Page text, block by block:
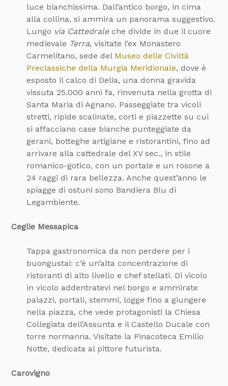
luce bianchissima. Dall’antico borgo, in cima
alla collina, si ammira un panorama suggestivo.
Lungo via Cattedraleche divide in due il cuore
medievale Terra, visitate l’ex Monastero
Carmelitano, sede del Museo delle Civiltà
Preclassiche della Murgia Meridionale, dove è
esposto il calco di Delia, una donna gravida
vissuta 25.000 anni fa, rinvenuta nella grotta di
Santa Maria di Agnano. Passeggiate tra vicoli
stretti, ripide scalinate, corti e piazzette su cui
si affacciano case bianche punteggiate da
gerani, botteghe artigiane e ristorantini, fino ad
arrivare alla cattedrale del XV sec., in stile
romanico-gotico, con un portale e un rosone a
24 raggi di rara bellezza. Anche quest’anno le
spiagge di ostuni sono Bandiera Blu di
Legambiente.
Ceglie Messapica
Tappa gastronomica da non perdere per i
buongustai: c’è un’alta concentrazione di
ristoranti di alto livello e chef stellati. Di vicolo
in vicolo addentratevi nel borgo e ammirate
palazzi, portali, stemmi, logge fino a giungere
nella piazza, che vede protagonisti la Chiesa
Collegiata dell’Assunta e il Castello Ducale con
torre normanna. Visitate la Pinacoteca Emilio
Notte, dedicata al pittore futurista.
Carovigno